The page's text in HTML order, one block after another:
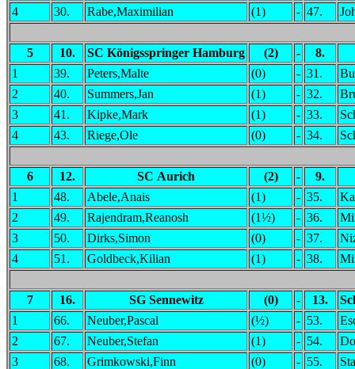
4
30. Rabe,Maximilian (1) - 47.
5 10. SC Königsspringer Hamburg (2) -
8.
1
39. Peters,Malte (0) - 31.
2
40. Summers,Jan (1) - 32.
3
41. Kipke,Mark (1) - 33.
4
43. Riege,Ole (0) - 34.
6 12. SC Aurich (2) -
9.
1
48. Abele,Anais (1) - 35.
2
49. Rajendram,Reanosh (1½) - 36.
3
50. Dirks,Simon (0) - 37.
4
51. Goldbeck,Kilian (1) - 38.
7 16. SG Sennewitz (0) - 13.
1
66. Neuber,Pascal (½) - 53.
2
67. Neuber,Stefan (1) - 54.
3
68. Grimkowski,Finn (0) - 55.